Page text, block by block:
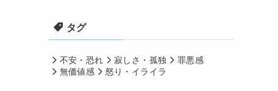
タグ
不安・恐れ 寂しさ・孤独
罪悪感
無価値感
怒り・イライラ